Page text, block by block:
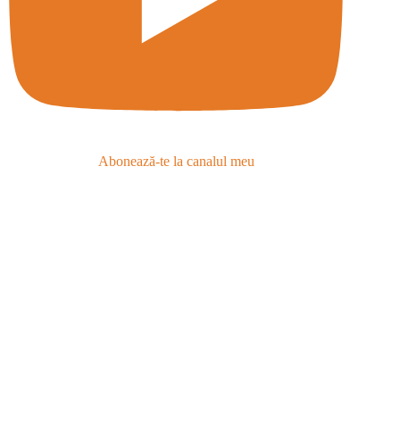
Abonează-te la canalul meu